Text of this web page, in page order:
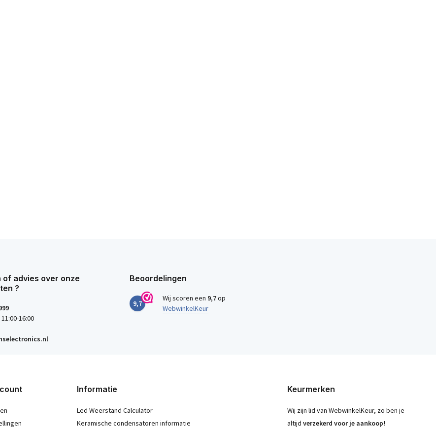
of advies over onze
?
16:00
Beoordelingen
9,7
Wij scoren een 9,7op
WebwinkelKeur
Informatie
Led Weerstand Calculator
Keramische condensatoren informatie
Keurmerken
Wij zijn lid van WebwinkelKeur, zo ben je
altijd verzekerd voor je aankoop!